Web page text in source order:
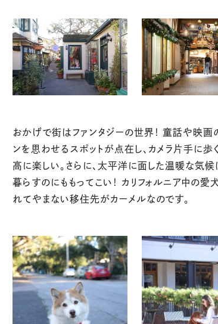
おかげで街はファンタジーの世界！ 童話や映画
ンを思わせるスポットが点在し、カメラ片手に歩
高に楽しい。さらに、太平洋に面した温暖な気候
暮らすのにももってこい！ カリフォルニア中の愛
れてやまない移住先がカーメルなのです。